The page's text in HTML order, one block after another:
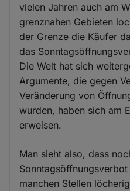
vielen Jahren auch am
grenznahen Gebieten
der Grenze die Käufer
das
Die Welt hat sich
Argumente, die gegen
Veränderung von
wurden, haben sich am
erweisen.
Man sieht also, dass
manchen Stellen